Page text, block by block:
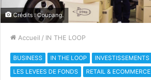
Crédits : Coupang.
Accueil / IN THE LOOP
BUSINESS IN THE LOOP
INVESTISSEMENTS
LES LEVEES DE FONDS
RETAIL & ECOMMERCE